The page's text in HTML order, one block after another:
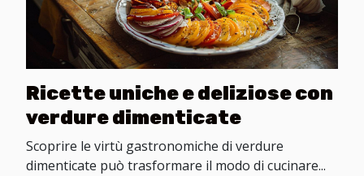
Ricette uniche e deliziose con
verdure dimenticate
Scoprire le virtù gastronomiche di verdure
dimenticate può trasformare il modo di cucinare...